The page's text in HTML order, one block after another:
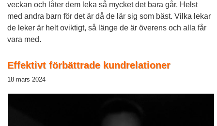
veckan och låter dem leka så mycket det bara går. Helst
med andra barn för det är då de lär sig som bäst. Vilka lekar
de leker är helt oviktigt, så länge de är överens och alla får
vara med.
Effektivt förbättrade kundrelationer
18 mars 2024